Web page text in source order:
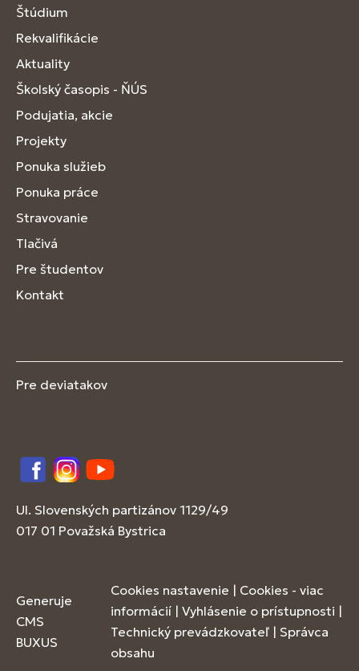
Štúdium
Rekvalifikácie
Aktuality
Školský časopis - ŇÚS
Podujatia, akcie
Projekty
Ponuka služieb
Ponuka práce
Stravovanie
Tlačivá
Pre študentov
Kontakt
Pre deviatakov
FacebookInstagram
YouTube
Ul. Slovenských partizánov 1129/49
017 01 Považská Bystrica
Generuje
CMS
BUXUS
Cookies nastavenie | Cookies - viac
informácií | Vyhlásenie o prístupnosti |
Technický prevádzkovateľ | Správca
obsahu